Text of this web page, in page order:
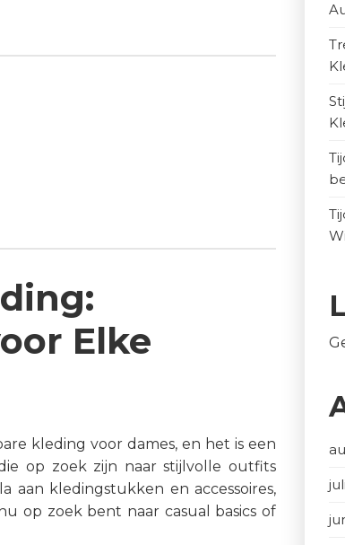
Elke
kleding voor dames, en het is een
op zoek zijn naar stijlvolle outfits
aan kledingstukken en accessoires,
op zoek bent naar casual basics of